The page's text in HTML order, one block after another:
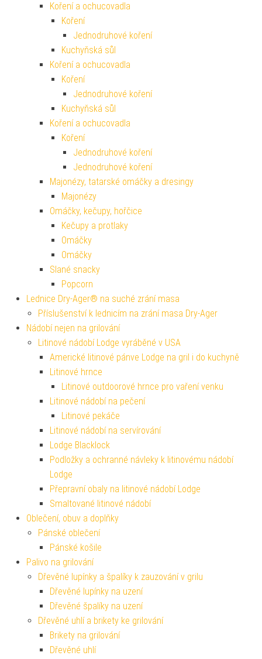
Koření a ochucovadla
Koření
Jednodruhové koření
Kuchyňská sůl
Koření a ochucovadla
Koření
Jednodruhové koření
Kuchyňská sůl
Koření a ochucovadla
Koření
Jednodruhové koření
Jednodruhové koření
Majonézy, tatarské omáčky a dresingy
Majonézy
Omáčky, kečupy, hořčice
Kečupy a protlaky
Omáčky
Omáčky
Slané snacky
Popcorn
Lednice Dry-Ager® na suché zrání masa
Příslušenství k lednicím na zrání masa Dry-Ager
Nádobí nejen na grilování
Litinové nádobí Lodge vyráběné v USA
Americké litinové pánve Lodge na gril i do kuchyně
Litinové hrnce
Litinové outdoorové hrnce pro vaření venku
Litinové nádobí na pečení
Litinové pekáče
Litinové nádobí na servírování
Lodge Blacklock
Podložky a ochranné návleky k litinovému nádobí
Lodge
Přepravní obaly na litinové nádobí Lodge
Smaltované litinové nádobí
Oblečení, obuv a doplňky
Pánské oblečení
Pánské košile
Palivo na grilování
Dřevěné lupínky a špalíky k zauzování v grilu
Dřevěné lupínky na uzení
Dřevěné špalíky na uzení
Dřevěné uhlí a brikety ke grilování
Brikety na grilování
Dřevěné uhlí